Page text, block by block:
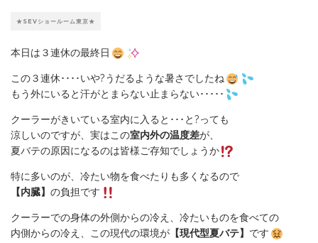
★SEVショールーム東京★
本日は３連休の最終日
この３連休････いや?うだるような暑さでしたね
もう外にいると汗がとまらない止まらない･････
クーラーがきいている室内に入ると･･･と?っても
涼しいのですが、実はこの室内外の温度差が、
夏バテの原因になるのは皆様ご存知でしょうか
特に多いのが、冷たい物を食べたりも多くなるので
【内臓】 の負担です
クーラーでの身体の外側からの冷え、冷たいものを食べての
内側からの冷え、この現代の環境が 【現代型夏バテ】 です